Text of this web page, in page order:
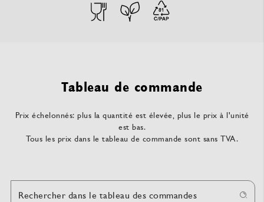
Tableau de commande
Prix échelonnés: plus la quantité est élevée, plus le prix à l'unité
est bas.
Tous les prix dans le tableau de commande sont sans TVA.
Rechercher dans le tableau des commandes